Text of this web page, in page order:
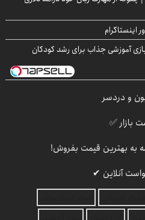
اینستاگرام
آموزشی جذاب برای رشد کودکان
بازار ✅
آنلاین ✔